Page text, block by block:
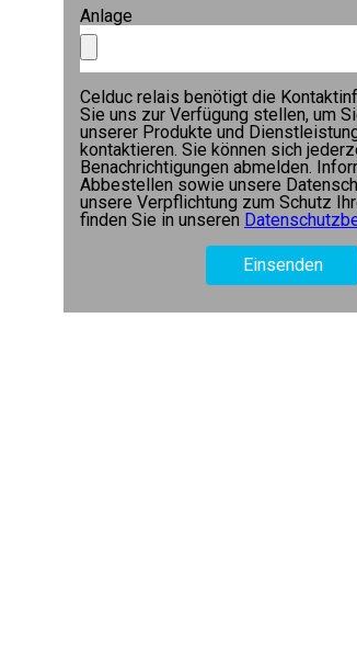
Anlage
Celduc relais benötigt die
Sie uns zur Verfügung stellen, um
unserer Produkte und
kontaktieren. Sie können sich
Benachrichtigungen abmelden.
Abbestellen sowie unsere
unsere Verpflichtung zum Schutz
finden Sie in unseren